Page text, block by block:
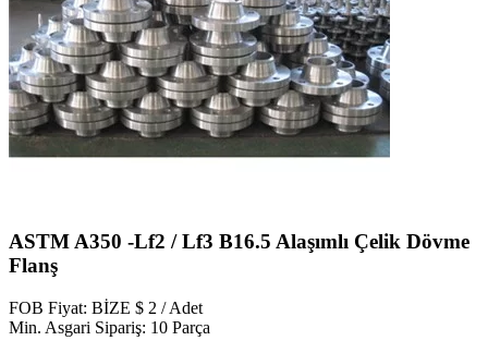
ASTM A350 -Lf2 / Lf3 B16.5 Alaşımlı Çelik Dövme
Flanş
FOB Fiyat: BİZE $ 2 / Adet
Min. Asgari Sipariş: 10 Parça